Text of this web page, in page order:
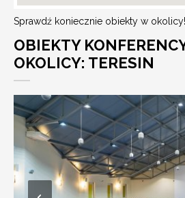
Sprawdź koniecznie obiekty w okolicy!
OBIEKTY
OKOLICY: TERESIN